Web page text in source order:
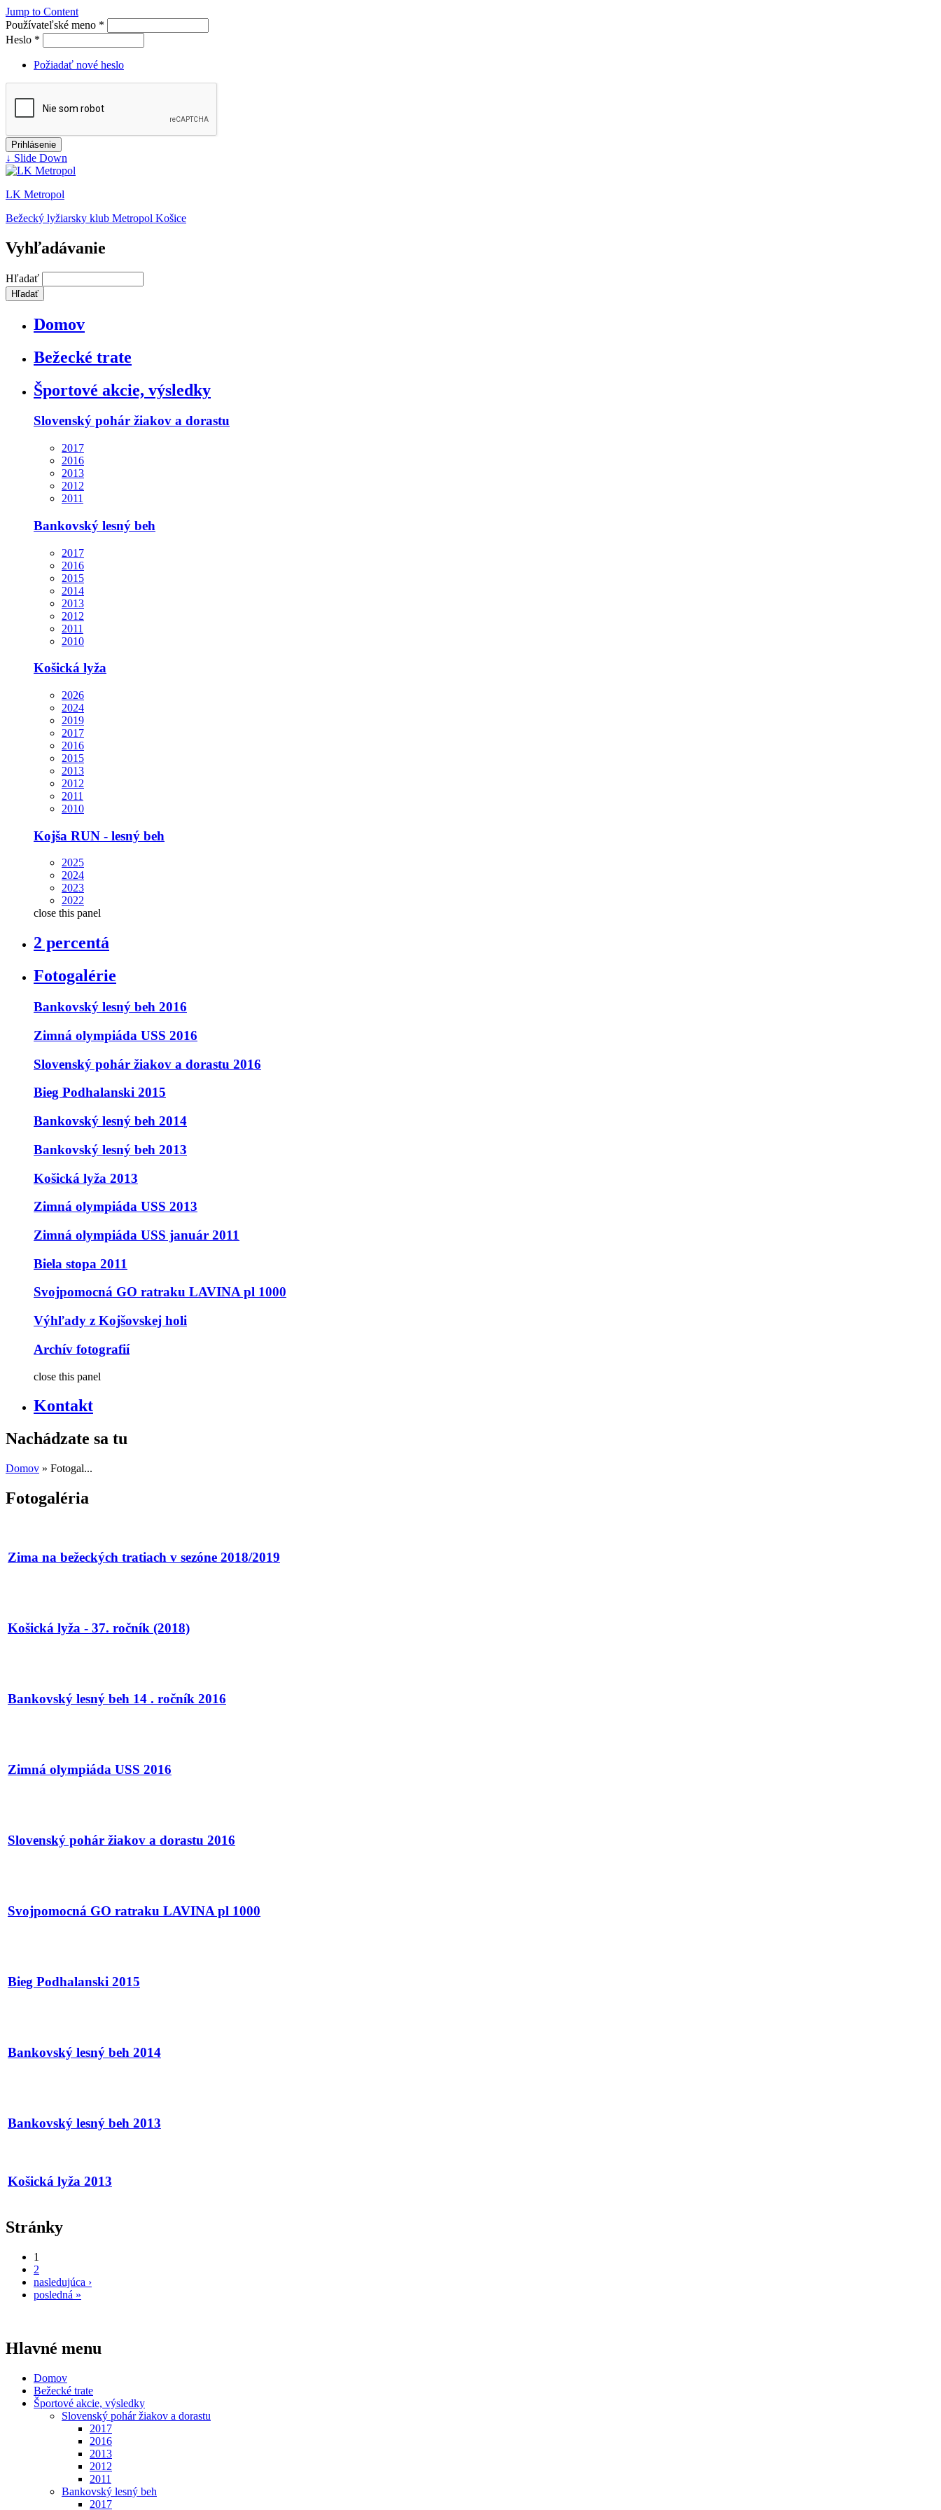
Jump to Content
Používateľské meno *
Heslo *
Požiadať nové heslo
↓ Slide Down
LK Metropol
Bežecký lyžiarsky klub Metropol Košice
Vyhľadávanie
Hľadať
Domov
Bežecké trate
Športové akcie, výsledky
Slovenský pohár žiakov a dorastu
2017
2016
2013
2012
2011
Bankovský lesný beh
2017
2016
2015
2014
2013
2012
2011
2010
Košická lyža
2026
2024
2019
2017
2016
2015
2013
2012
2011
2010
Kojša RUN - lesný beh
2025
2024
2023
2022
close this panel
2 percentá
Fotogalérie
Bankovský lesný beh 2016
Zimná olympiáda USS 2016
Slovenský pohár žiakov a dorastu 2016
Bieg Podhalanski 2015
Bankovský lesný beh 2014
Bankovský lesný beh 2013
Košická lyža 2013
Zimná olympiáda USS 2013
Zimná olympiáda USS január 2011
Biela stopa 2011
Svojpomocná GO ratraku LAVINA pl 1000
Výhľady z Kojšovskej holi
Archív fotografií
close this panel
Kontakt
Nachádzate sa tu
Domov » Fotogal...
Fotogaléria
Zima na bežeckých tratiach v sezóne 2018/2019
Košická lyža - 37. ročník (2018)
Bankovský lesný beh 14 . ročník 2016
Zimná olympiáda USS 2016
Slovenský pohár žiakov a dorastu 2016
Svojpomocná GO ratraku LAVINA pl 1000
Bieg Podhalanski 2015
Bankovský lesný beh 2014
Bankovský lesný beh 2013
Košická lyža 2013
Stránky
1
2
nasledujúca ›
posledná »
Hlavné menu
Domov
Bežecké trate
Športové akcie, výsledky
Slovenský pohár žiakov a dorastu
2017
2016
2013
2012
2011
Bankovský lesný beh
2017